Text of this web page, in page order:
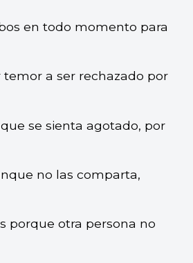
en todo momento para
a ser rechazado por
se sienta agotado, por
no las comparta,
porque otra persona no